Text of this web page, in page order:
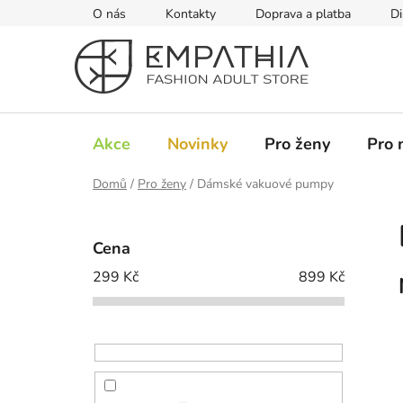
O nás Kontakty Doprava a platba
Akce Novinky Pro ženy Pro
Domů / Pro ženy / Dámské vakuové pumpy
Cena
299 Kč 899 Kč